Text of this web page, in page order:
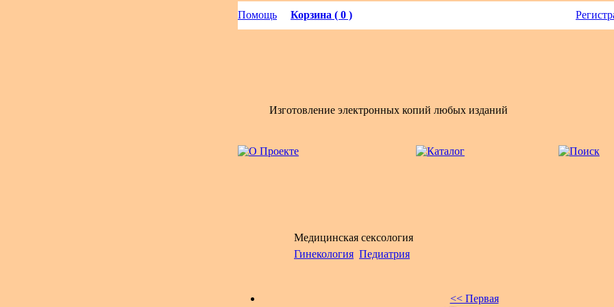
Помощь Корзина ( 0 )
Изготовление электронных копий любых изданий
Медицинская сексология
Гинекология Педиатрия
<< Первая